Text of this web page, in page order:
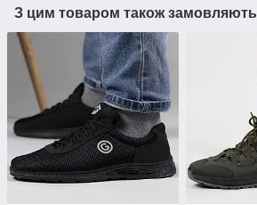
З цим товаром також замовляють